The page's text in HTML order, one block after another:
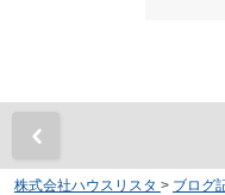
株式会社ハウスリスタ > ブログ